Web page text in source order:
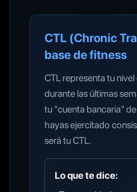
CTL (Chronic
base de fitness
CTL representa tu
durante las últimas
tu "cuenta bancaria"
hayas ejercitado
será tu CTL.
Lo que te dice: